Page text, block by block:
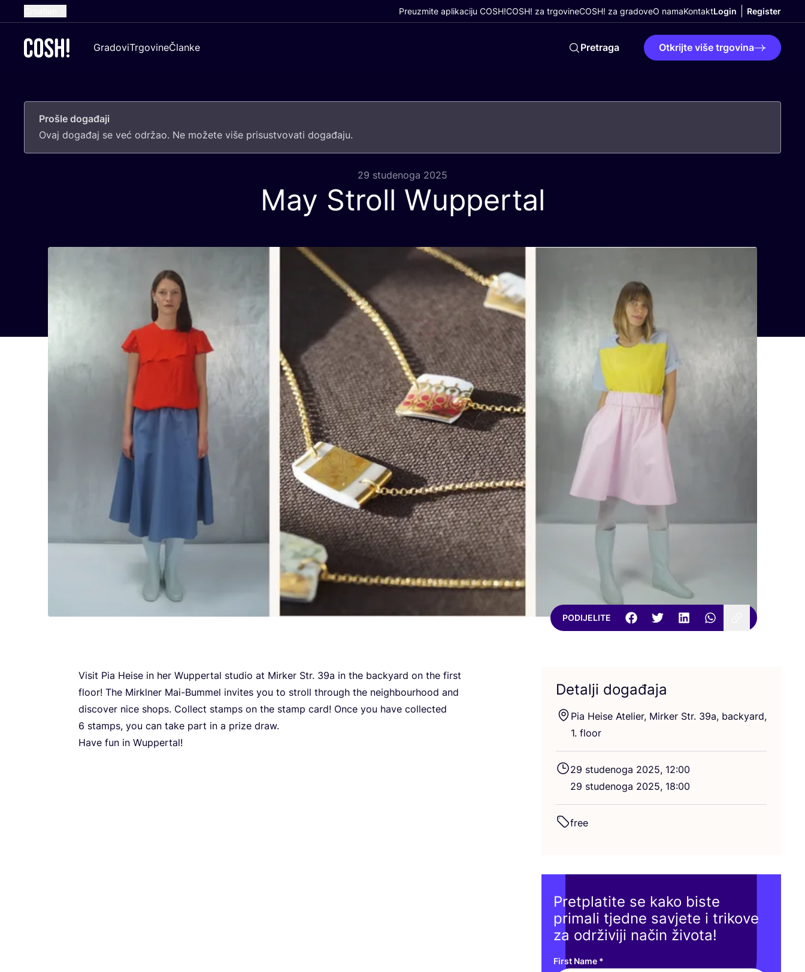
Dutch
Spanish
German
Preuzmite aplikaciju COSH!COSH! za trgovineCOSH! za gradoveO namaKontaktLogin Register
GradoviTrgovineČlanke Pretraga Otkrijte više trgovina
Prošle događaji
Ovaj doga­đaj se već odr­žao. Ne može­te više pri­sus­tvo­va­ti događaju.
29 studenoga 2025
May Stroll Wuppertal
PODIJELITE
Visit Pia Heise in her Wup­per­tal stu­dio at Mir­ker Str. 39a in the bac­kyard on the first
flo­or! The Mir­k­l­ner Mai-Bum­mel invi­tes you to stroll thro­ugh the neig­h­bo­ur­ho­od and
dis­co­ver nice shops. Col­lect stam­ps on the stamp card! Once you have col­lec­ted
6 stam­ps, you can take part in a pri­ze draw.
Have fun in Wuppertal!
Detalji događaja
Pia Heise Ate­li­er, Mir­ker Str. 39a, bac­kyard,
1. floor
29 stu­de­no­ga 2025, 12:00
29 stu­de­no­ga 2025, 18:00
free
Pretplatite se kako biste
primali tjedne savjete i trikove
za održiviji način života!
First Name *